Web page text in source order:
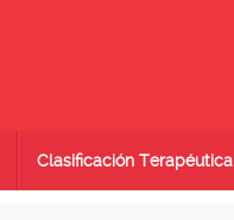
Clasificación Terapéutica